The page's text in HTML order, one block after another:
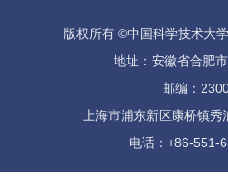
版权所有 ©中国科学技术大
地址：安徽省合肥
邮编：
上海市浦东新区康桥镇秀
电话：+86-551-